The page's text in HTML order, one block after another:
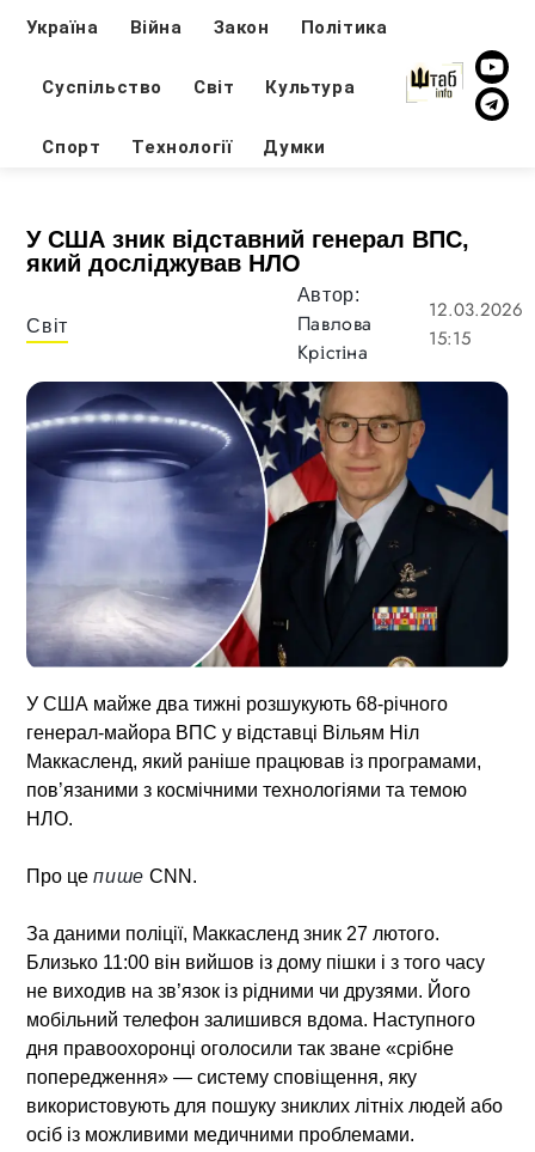
Україна Війна Закон Політика
Суспільство Світ Культура
Спорт Технології Думки
У США зник відставний генерал ВПС,
який досліджував НЛО
Світ
Автор:
Павлова
Крістіна
12.03.2026
15:15
У США майже два тижні розшукують 68-річного
генерал-майора ВПС у відставці Вільям Ніл
Маккасленд, який раніше працював із програмами,
пов’язаними з космічними технологіями та темою
НЛО.
Про цепише CNN.
За даними поліції, Маккасленд зник 27 лютого.
Близько 11:00 він вийшов із дому пішки і з того часу
не виходив на зв’язок із рідними чи друзями. Його
мобільний телефон залишився вдома. Наступного
дня правоохоронці оголосили так зване «срібне
попередження» — систему сповіщення, яку
використовують для пошуку зниклих літніх людей або
осіб із можливими медичними проблемами.